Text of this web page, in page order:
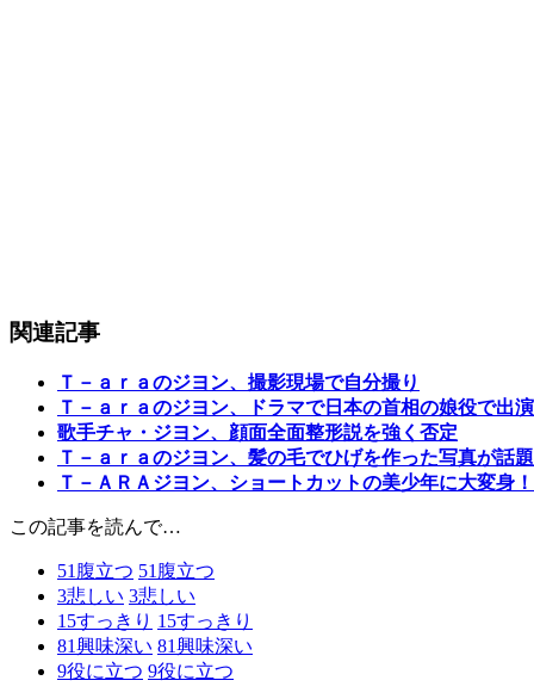
関連記事
Ｔ－ａｒａのジヨン、撮影現場で自分撮り
Ｔ－ａｒａのジヨン、ドラマで日本の首相の娘役で出演
歌手チャ・ジヨン、顔面全面整形説を強く否定
Ｔ－ａｒａのジヨン、髪の毛でひげを作った写真が話
Ｔ－ＡＲＡジヨン、ショートカットの美少年に大変身！
この記事を読んで…
51 腹立つ 51 腹立つ
3悲しい 3悲しい
15すっきり 15すっきり
81興味深い 81興味深い
9役に立つ 9役に立つ